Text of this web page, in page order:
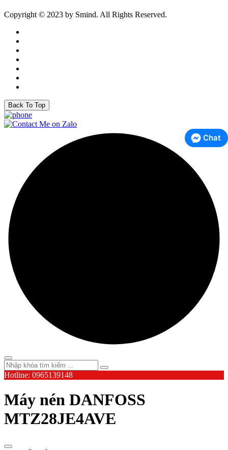
Copyright © 2023 by Smind. All Rights Reserved.
Back To Top
Chat
Hotline: 0965139148
Máy nén DANFOSS
MTZ28JE4AVE